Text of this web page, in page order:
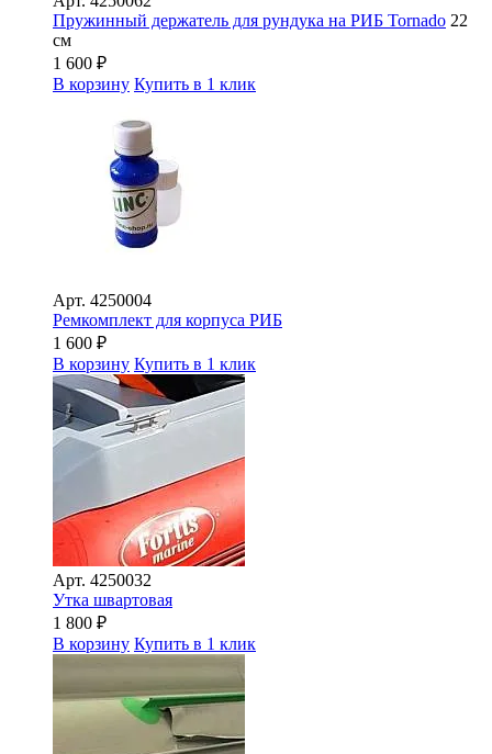
Пружинный держатель для рундука на РИБ Tornado 22
см
1 600 ₽
В корзину Купить в 1 клик
Арт. 4250004
Ремкомплект для корпуса РИБ
1 600 ₽
В корзину Купить в 1 клик
Арт. 4250032
Утка швартовая
1 800 ₽
В корзину Купить в 1 клик